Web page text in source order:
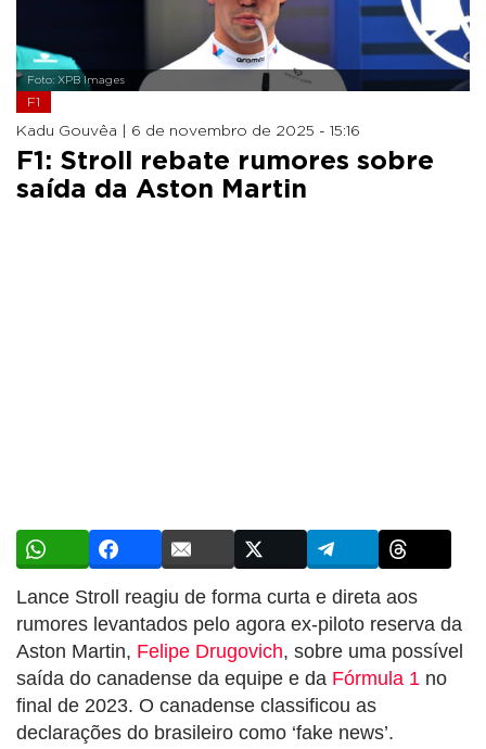
Foto: XPB Images
F1
Kadu Gouvêa | 6 de novembro de 2025 - 15:16
F1: Stroll rebate rumores sobre
saída da Aston Martin
Lance Stroll reagiu de forma curta e direta aos
rumores levantados pelo agora ex-piloto reserva da
Aston Martin, Felipe Drugovich, sobre uma possível
saída do canadense da equipe e da Fórmula 1 no
final de 2023. O canadense classificou as
declarações do brasileiro como ‘fake news’.